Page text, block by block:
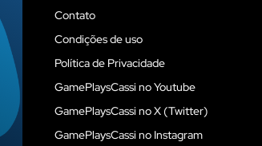
Contato
Condições de uso
Política de Privacidade
GamePlaysCassi no Youtube
GamePlaysCassi no X (Twitter)
GamePlaysCassi no Instagram